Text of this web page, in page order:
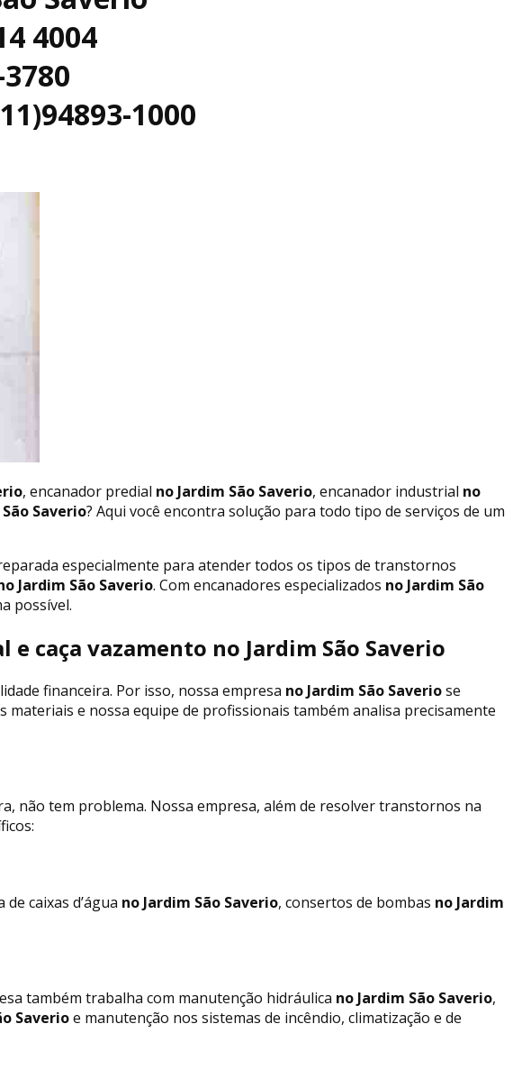
4004
1000
, encanador predial no Jardim São Saverio, encanador industrial no
Saverio? Aqui você encontra solução para todo tipo de serviços de um
especialmente para atender todos os tipos de transtornos
Jardim São Saverio. Com encanadores especializados no Jardim São
possível.
caça vazamento no Jardim São Saverio
financeira. Por isso, nossa empresa no Jardim São Saveriose
materiais e nossa equipe de profissionais também analisa precisamente
não tem problema. Nossa empresa, além de resolver transtornos na
caixas d’água no Jardim São Saverio, consertos de bombas no Jardim
também trabalha com manutenção hidráulica no Jardim São Saverio,
Saverioe manutenção nos sistemas de incêndio, climatização e de